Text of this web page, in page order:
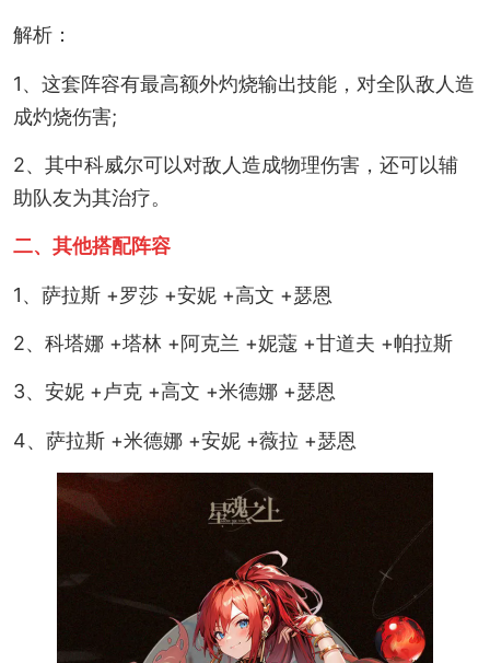
解析：
1、这套阵容有最高额外灼烧输出技能，对全队敌人造
成灼烧伤害;
2、其中科威尔可以对敌人造成物理伤害，还可以辅
助队友为其治疗。
二、其他搭配阵容
1、萨拉斯 +罗莎 +安妮 +高文 +瑟恩
2、科塔娜 +塔林 +阿克兰 +妮蔻 +甘道夫 +帕拉斯
3、安妮 +卢克 +高文 +米德娜 +瑟恩
4、萨拉斯 +米德娜 +安妮 +薇拉 +瑟恩